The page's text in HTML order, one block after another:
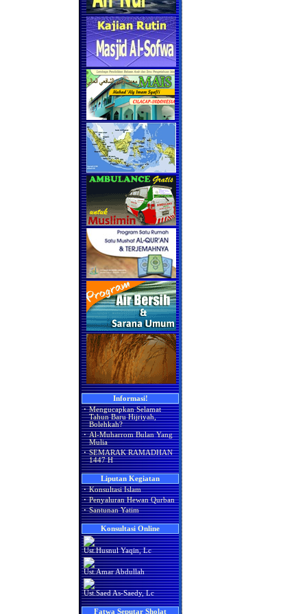
Informasi!
· Mengucapkan Selamat
Tahun Baru Hijriyah,
Bolehkah?
· Al-Muharrom Bulan Yang
Mulia
· SEMARAK RAMADHAN
1447 H
Liputan Kegiatan
· Konsultasi Islam
· Penyaluran Hewan Qurban
· Santunan Yatim
Konsultasi Online
Ust.Husnul Yaqin, Lc
Ust.Amar Abdullah
Ust.Saed As-Saedy, Lc
Fatwa Seputar Sholat